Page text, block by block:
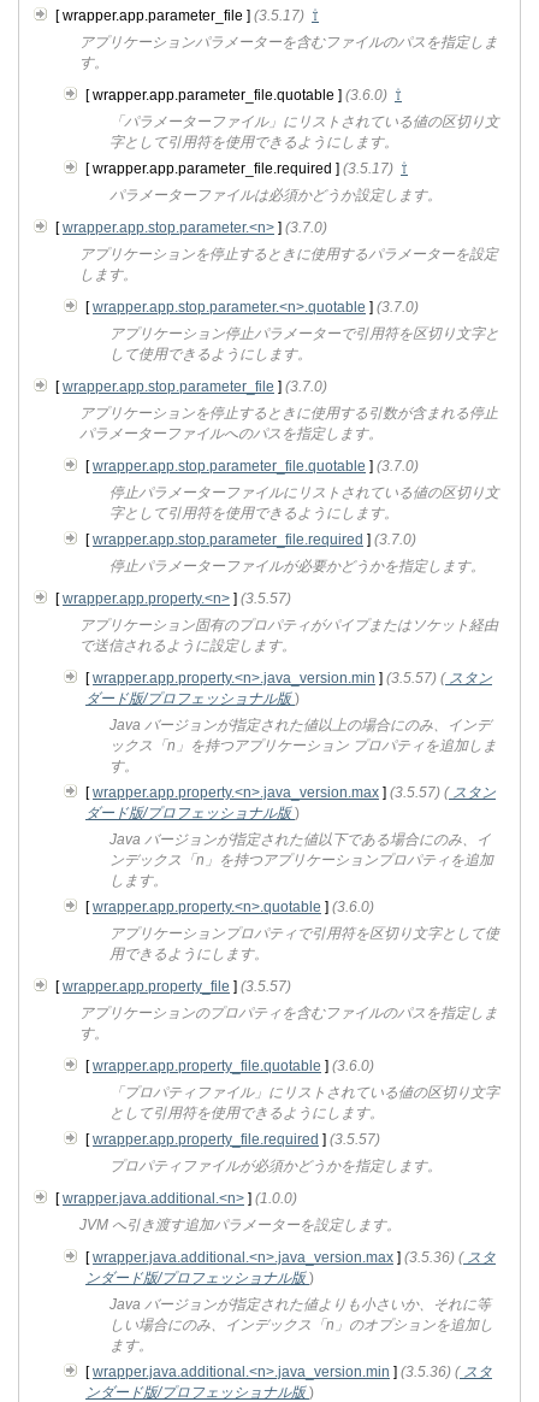
[ wrapper.app.parameter_file ] (3.5.17) ⇧
アプリケーションパラメーターを含むファイルのパスを指定しま
す。
[ wrapper.app.parameter_file.quotable ] (3.6.0) ⇧
「パラメーターファイル」にリストされている値の区切り文
字として引用符を使用できるようにします。
[ wrapper.app.parameter_file.required ] (3.5.17) ⇧
パラメーターファイルは必須かどうか設定します。
[wrapper.app.stop.parameter.<n> ] (3.7.0)
アプリケーションを停止するときに使用するパラメーターを設定
します。
[wrapper.app.stop.parameter.<n>.quotable ] (3.7.0)
アプリケーション停止パラメーターで引用符を区切り文字と
して使用できるようにします。
[wrapper.app.stop.parameter_file ] (3.7.0)
アプリケーションを停止するときに使用する引数が含まれる停止
パラメーターファイルへのパスを指定します。
[wrapper.app.stop.parameter_file.quotable ] (3.7.0)
停止パラメーターファイルにリストされている値の区切り文
字として引用符を使用できるようにします。
[wrapper.app.stop.parameter_file.required ] (3.7.0)
停止パラメーターファイルが必要かどうかを指定します。
[wrapper.app.property.<n> ] (3.5.57)
アプリケーション固有のプロパティがパイプまたはソケット経由
で送信されるように設定します。
[wrapper.app.property.<n>.java_version.min ] (3.5.57) (スタン
ダード版/プロフェッショナル版)
Java バージョンが指定された値以上の場合にのみ、インデ
ックス「n」を持つアプリケーション プロパティを追加しま
す。
[wrapper.app.property.<n>.java_version.max ] (3.5.57) (スタン
ダード版/プロフェッショナル版)
Java バージョンが指定された値以下である場合にのみ、イ
ンデックス「n」を持つアプリケーションプロパティを追加
します。
[wrapper.app.property.<n>.quotable ] (3.6.0)
アプリケーションプロパティで引用符を区切り文字として使
用できるようにします。
[wrapper.app.property_file ] (3.5.57)
アプリケーションのプロパティを含むファイルのパスを指定しま
す。
[wrapper.app.property_file.quotable ] (3.6.0)
「プロパティファイル」にリストされている値の区切り文字
として引用符を使用できるようにします。
[wrapper.app.property_file.required ] (3.5.57)
プロパティファイルが必須かどうかを指定します。
[wrapper.java.additional.<n> ] (1.0.0)
JVM へ引き渡す追加パラメーターを設定します。
[wrapper.java.additional.<n>.java_version.max ] (3.5.36) (スタ
ンダード版/プロフェッショナル版)
Java バージョンが指定された値よりも小さいか、それに等
しい場合にのみ、インデックス「n」のオプションを追加し
ます。
[wrapper.java.additional.<n>.java_version.min ] (3.5.36) (スタ
ンダード版/プロフェッショナル版)